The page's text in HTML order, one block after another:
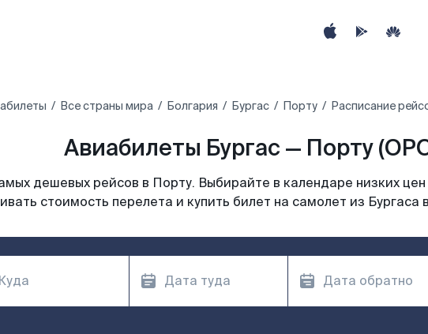
Все страны мира Болгария Бургас Порту Расписание
Авиабилеты Бургас — Порту
дешевых рейсов в Порту. Выбирайте в календаре низких
стоимость перелета и купить билет на самолет из Бургаса